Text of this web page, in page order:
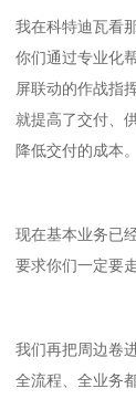
我在科特迪瓦看
你们通过专业化
屏联动的作战指
就提高了交付、
降低交付的成本。
现在基本业务已
要求你们一定要
我们再把周边卷
全流程、全业务